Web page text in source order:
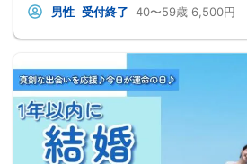
男性 受付終了 40〜59歳 6,500円